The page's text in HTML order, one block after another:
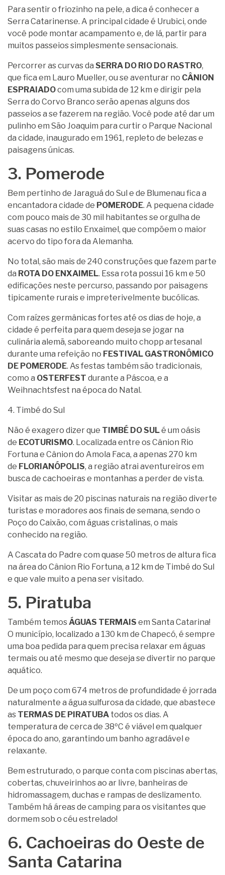
Para sentir o friozinho na pele, a dica é conhecer a
Serra Catarinense. A principal cidade é Urubici, onde
você pode montar acampamento e, de lá, partir para
muitos passeios simplesmente sensacionais.
Percorrer as curvas da SERRA DO RIO DO RASTRO,
que fica em Lauro Mueller, ou se aventurar no CÂNION
ESPRAIADOcom uma subida de 12 km e dirigir pela
Serra do Corvo Branco serão apenas alguns dos
passeios a se fazerem na região. Você pode até dar um
pulinho em São Joaquim para curtir o Parque Nacional
da cidade, inaugurado em 1961, repleto de belezas e
paisagens únicas.
3. Pomerode
Bem pertinho de Jaraguá do Sul e de Blumenau fica a
encantadora cidade de POMERODE. A pequena cidade
com pouco mais de 30 mil habitantes se orgulha de
suas casas no estilo Enxaimel, que compõem o maior
acervo do tipo fora da Alemanha.
No total, são mais de 240 construções que fazem parte
da ROTA DO ENXAIMEL. Essa rota possui 16 km e 50
edificações neste percurso, passando por paisagens
tipicamente rurais e impreterivelmente bucólicas.
Com raízes germânicas fortes até os dias de hoje, a
cidade é perfeita para quem deseja se jogar na
culinária alemã, saboreando muito chopp artesanal
durante uma refeição no FESTIVAL GASTRONÔMICO
DE POMERODE. As festas também são tradicionais,
como a OSTERFEST durante a Páscoa, e a
Weihnachtsfest na época do Natal.
4. Timbé do Sul
Não é exagero dizer que TIMBÉ DO SULé um oásis
de ECOTURISMO. Localizada entre os Cânion Rio
Fortuna e Cânion do Amola Faca, a apenas 270 km
de FLORIANÓPOLIS, a região atrai aventureiros em
busca de cachoeiras e montanhas a perder de vista.
Visitar as mais de 20 piscinas naturais na região diverte
turistas e moradores aos finais de semana, sendo o
Poço do Caixão, com águas cristalinas, o mais
conhecido na região.
A Cascata do Padre com quase 50 metros de altura fica
na área do Cânion Rio Fortuna, a 12 km de Timbé do Sul
e que vale muito a pena ser visitado.
5. Piratuba
Também temosÁGUAS TERMAIS em Santa Catarina!
O município, localizado a 130 km de Chapecó, é sempre
uma boa pedida para quem precisa relaxar em águas
termais ou até mesmo que deseja se divertir no parque
aquático.
De um poço com 674 metros de profundidade é jorrada
naturalmente a água sulfurosa da cidade, que abastece
as TERMAS DE PIRATUBA todos os dias. A
temperatura de cerca de 38ºC é viável em qualquer
época do ano, garantindo um banho agradável e
relaxante.
Bem estruturado, o parque conta com piscinas abertas,
cobertas, chuveirinhos ao ar livre, banheiras de
hidromassagem, duchas e rampas de deslizamento.
Também há áreas de camping para os visitantes que
dormem sob o céu estrelado!
6. Cachoeiras do Oeste de
Santa Catarina